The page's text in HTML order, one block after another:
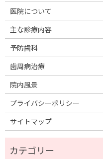
医院について
主な診療内容
予防歯科
歯周病治療
院内風景
プライバシーポリシー
サイトマップ